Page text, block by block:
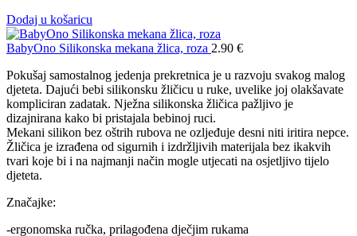
Dodaj u košaricu
BabyOno Silikonska mekana žlica, roza 2.90 €
Pokušaj samostalnog jedenja prekretnica je u razvoju svakog malog
djeteta. Dajući bebi silikonsku žličicu u ruke, uvelike joj olakšavate
kompliciran zadatak. Nježna silikonska žličica pažljivo je
dizajnirana kako bi pristajala bebinoj ruci.
Mekani silikon bez oštrih rubova ne ozljeđuje desni niti iritira nepce.
Žličica je izrađena od sigurnih i izdržljivih materijala bez ikakvih
tvari koje bi i na najmanji način mogle utjecati na osjetljivo tijelo
djeteta.
Značajke:
-ergonomska ručka, prilagođena dječjim rukama